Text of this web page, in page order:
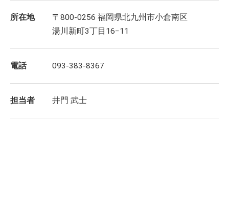
所在地
〒800-0256 福岡県北九州市小倉南区
湯川新町3丁目16−11
電話 093-383-8367
担当者 井門 武士